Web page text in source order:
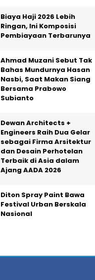
Biaya Haji 2026 Lebih
Ringan, Ini Komposisi
Pembiayaan Terbarunya
Ahmad Muzani Sebut Tak
Bahas Mundurnya Hasan
Nasbi, Saat Makan Siang
Bersama Prabowo
Subianto
Dewan Architects +
Engineers Raih Dua Gelar
sebagai Firma Arsitektur
dan Desain Perhotelan
Terbaik di Asia dalam
Ajang AADA 2026
Diton Spray Paint Bawa
Festival Urban Berskala
Nasional